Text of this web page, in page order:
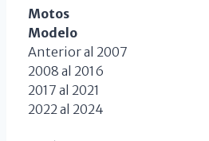
Motos
Modelo
Anterior al 2007
2008 al 2016
2017 al 2021
2022 al 2024